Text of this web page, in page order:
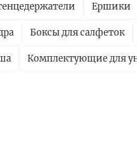
Ершики
Боксы для салфеток
Комплектующие для